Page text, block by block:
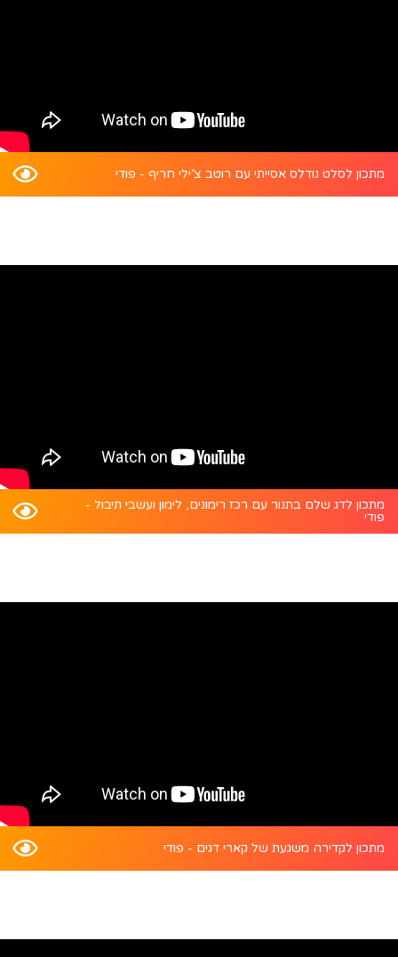
מתכון לסלט נודלס אסייתי עם רוטב צ’ילי חריף - פודי
מתכון לדג שלם בתנור עם רכז רימונים, לימון ועשבי תיבול -
פודי
מתכון לקדירה משגעת של קארי דגים - פודי